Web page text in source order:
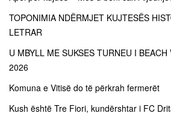
TOPONIMIA NDËRMJET KUJTESËS
LETRAR
U MBYLL ME SUKSES TURNEU I
2026
Komuna e Vitisë do të përkrah fermerët
Kush është Tre Fiori, kundërshtar i FC